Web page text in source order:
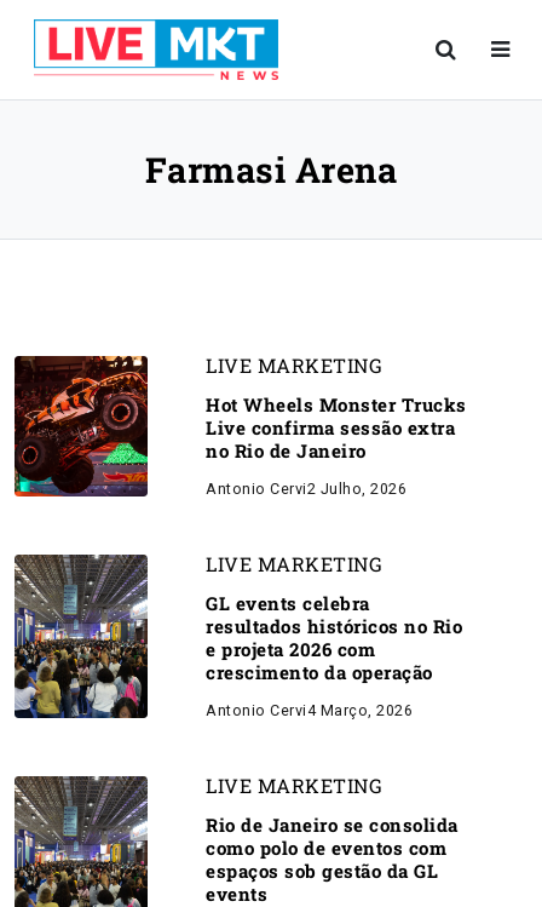
Farmasi Arena
LIVE MARKETING
Hot Wheels Monster Trucks
Live confirma sessão extra
no Rio de Janeiro
Antonio Cervi2 Julho, 2026
LIVE MARKETING
GL events celebra
resultados históricos no Rio
e projeta 2026 com
crescimento da operação
Antonio Cervi4 Março, 2026
LIVE MARKETING
Rio de Janeiro se consolida
como polo de eventos com
espaços sob gestão da GL
events